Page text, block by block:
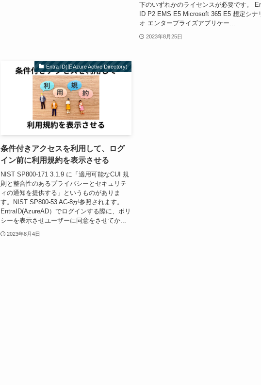
下のいずれかのライセンスが必要です。
ID P2 EMS E5 Microsoft 365 E5 想定シナ
オ エンタープライズアプリケー...
2023年8月25日
Entra ID(旧Azure Active Directory)
条件付きアクセスを利用して、ログ
イン前に利用規約を表示させる
NIST SP800-171 3.1.9 に「適⽤可能なCUI 規
則と整合性のあるプライバシーとセキュリテ
ィの通知を提供する」というものがありま
す。NIST SP800-53 AC-8が参照されます。
EntraID(AzureAD）でログインする際に、ポリ
シーを表示させユーザーに同意をさせてか...
2023年8月4日